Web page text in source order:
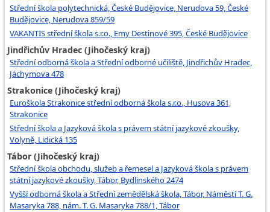
Střední škola polytechnická, České Budějovice, Nerudova 59, České
Budějovice, Nerudova 859/59
VAKANTIS střední škola s.r.o., Emy Destinové 395, České Budějovice
Jindřichův Hradec (Jihočeský kraj)
Střední odborná škola a Střední odborné učiliště, Jindřichův Hradec,
Jáchymova 478
Strakonice (Jihočeský kraj)
Euroškola Strakonice střední odborná škola s.r.o., Husova 361,
Strakonice
Střední škola a Jazyková škola s právem státní jazykové zkoušky,
Volyně, Lidická 135
Tábor (Jihočeský kraj)
Střední škola obchodu, služeb a řemesel a Jazyková škola s právem
státní jazykové zkoušky, Tábor, Bydlinského 2474
Vyšší odborná škola a Střední zemědělská škola, Tábor, Náměstí T. G.
Masaryka 788, nám. T. G. Masaryka 788/1, Tábor